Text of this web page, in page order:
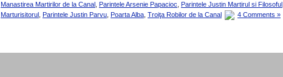
Manastirea Martirilor de la Canal Parintele Arsenie Papacioc Parintele Justin Martirul si Filosoful
Marturisitorul Parintele Justin Parvu Poarta Alba Troiţa Robilor de la Canal 4 Comments »